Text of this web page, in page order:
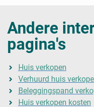
Andere
pagina's
Huis verkopen
Verhuurd huis
Beleggingspand
Huis verkopen kosten